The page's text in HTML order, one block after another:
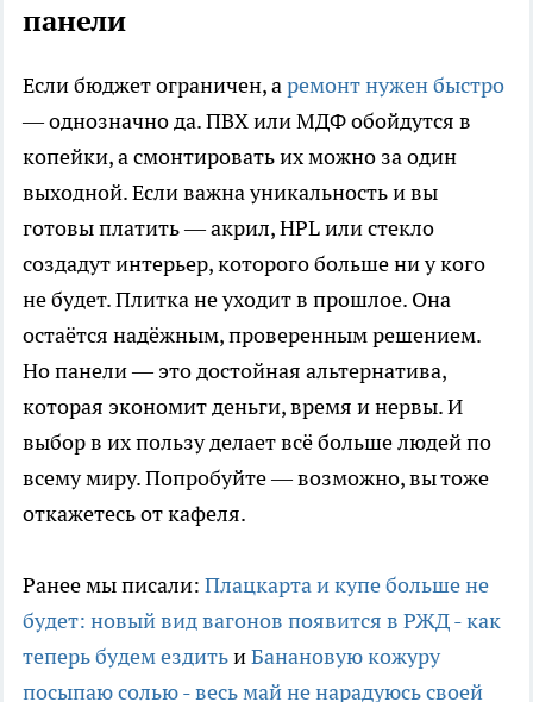
панели
Если бюджет ограничен, аремонт нужен быстро
— однозначно да. ПВХ или МДФ обойдутся в
копейки, а смонтировать их можно за один
выходной. Если важна уникальность и вы
готовы платить — акрил, HPL или стекло
создадут интерьер, которого больше ни у кого
не будет. Плитка не уходит в прошлое. Она
остаётся надёжным, проверенным решением.
Но панели — это достойная альтернатива,
которая экономит деньги, время и нервы. И
выбор в их пользу делает всё больше людей по
всему миру. Попробуйте — возможно, вы тоже
откажетесь от кафеля.
Ранее мы писали: Плацкарта и купе больше не
будет: новый вид вагонов появится в РЖД - как
теперь будем ездитьиБанановую кожуру
посыпаю солью - весь май не нарадуюсь своей